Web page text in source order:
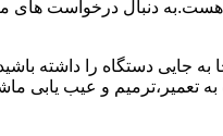
و هست.به دنبال درخواست
جایی دستگاه را داشته
و عیب یابی